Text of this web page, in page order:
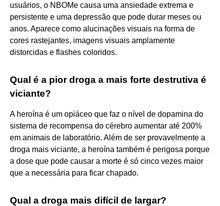
usuários, o NBOMe causa uma ansiedade extrema e
persistente e uma depressão que pode durar meses ou
anos. Aparece como alucinações visuais na forma de
cores rastejantes, imagens visuais amplamente
distorcidas e flashes coloridos.
Qual é a pior droga a mais forte destrutiva é
viciante?
A heroína é um opiáceo que faz o nível de dopamina do
sistema de recompensa do cérebro aumentar até 200%
em animais de laboratório. Além de ser provavelmente a
droga mais viciante, a heroína também é perigosa porque
a dose que pode causar a morte é só cinco vezes maior
que a necessária para ficar chapado.
Qual a droga mais difícil de largar?